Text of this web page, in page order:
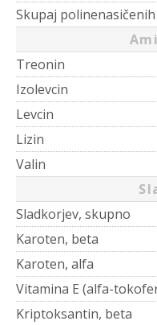
Skupaj
Treonin
Izolevcin
Levcin
Lizin
Valin
Sladkorjev, skupno
Karoten, beta
Karoten, alfa
Vitamina E (alfa-
Kriptoksantin, beta